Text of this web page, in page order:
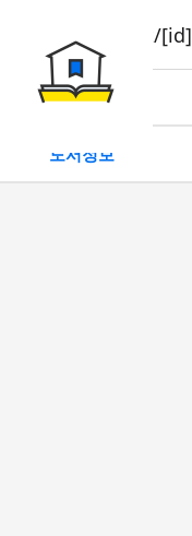
book/rent/[id]
대여
도서정보